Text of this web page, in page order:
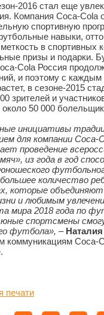
2016 стал еще
Компания Coca-Cola
спортивную
навыки,
в спортивных
призы и подарки.
Cola Россия
и поэтому с
в сезоне-2015
зрителей и
50 000
инициативы
для компании
проведение
из года в год
количество
которые
и любимым
мира 2018 года по
спортсмены
футбола», –
коммуникациям Coca-
печати